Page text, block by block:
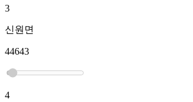
3
신원면
44643
4